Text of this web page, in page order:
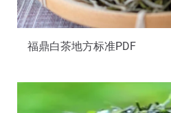
福鼎白茶地方标准PDF